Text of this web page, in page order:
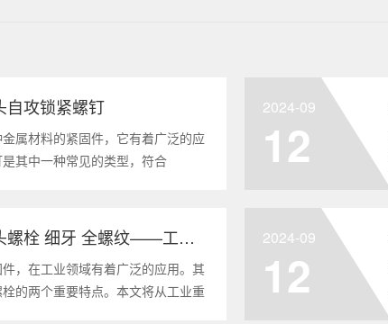
自攻锁紧螺钉
属材料的紧固件，它有着广泛的应
其中一种常见的类型，符合
度分析这种螺钉的特点、应用以及
2024-09
12
GB/T5786-2000 六角头螺栓 细牙 全螺纹——工业重要性和特点
，在工业领域有着广泛的应用。其
的两个重要特点。本文将从工业重
2000标准下的六角头螺栓 细
2024-09
12